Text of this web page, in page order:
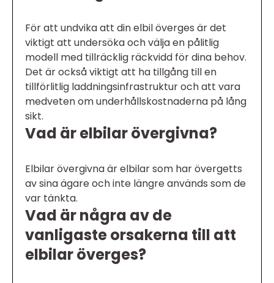
För att undvika att din elbil överges är det
viktigt att undersöka och välja en pålitlig
modell med tillräcklig räckvidd för dina behov.
Det är också viktigt att ha tillgång till en
tillförlitlig laddningsinfrastruktur och att vara
medveten om underhållskostnaderna på lång
sikt.
Vad är elbilar övergivna?
Elbilar övergivna är elbilar som har övergetts
av sina ägare och inte längre används som de
var tänkta.
Vad är några av de
vanligaste orsakerna till att
elbilar överges?